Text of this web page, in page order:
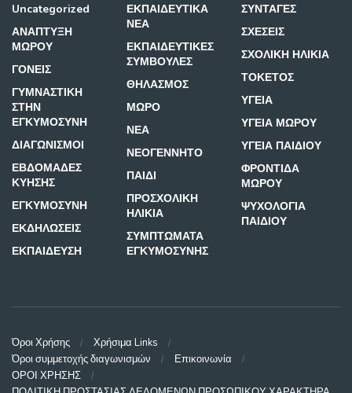
Uncategorized
ΑΝΑΠΤΥΞΗ
ΜΩΡΟΥ
ΓΟΝΕΙΣ
ΓΥΜΝΑΣΤΙΚΗ
ΣΤΗΝ
ΕΓΚΥΜΟΣΥΝΗ
ΔΙΑΓΩΝΙΣΜΟΙ
ΕΒΔΟΜΑΔΕΣ
ΚΥΗΣΗΣ
ΕΓΚΥΜΟΣΥΝΗ
ΕΚΔΗΛΩΣΕΙΣ
ΕΚΠΑΙΔΕΥΣΗ
ΕΚΠΑΙΔΕΥΤΙΚΑ
ΝΕΑ
ΕΚΠΑΙΔΕΥΤΙΚΕΣ
ΣΥΜΒΟΥΛΕΣ
ΘΗΛΑΣΜΟΣ
ΜΩΡΟ
ΝΕΑ
ΝΕΟΓΕΝΝΗΤΟ
ΠΑΙΔΙ
ΠΡΟΣΧΟΛΙΚΗ
ΗΛΙΚΙΑ
ΣΥΜΠΤΩΜΑΤΑ
ΕΓΚΥΜΟΣΥΝΗΣ
ΣΥΝΤΑΓΕΣ
ΣΧΕΣΕΙΣ
ΣΧΟΛΙΚΗ ΗΛΙΚΙΑ
ΤΟΚΕΤΟΣ
ΥΓΕΙΑ
ΥΓΕΙΑ ΜΩΡΟΥ
ΥΓΕΙΑ ΠΑΙΔΙΟΥ
ΦΡΟΝΤΙΔΑ
ΜΩΡΟΥ
ΨΥΧΟΛΟΓΙΑ
ΠΑΙΔΙΟΥ
Όροι Χρήσης
Χρήσιμα Links
Όροι συμμετοχής διαγωνισμών
Επικοινωνία
ΟΡΟΙ ΧΡΗΣΗΣ